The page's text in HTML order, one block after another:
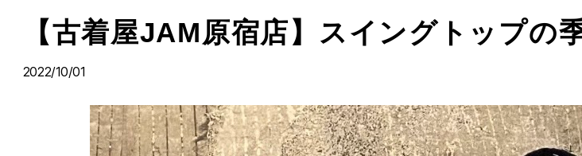
【古着屋JAM原宿店】スイングトップの
2022/10/01